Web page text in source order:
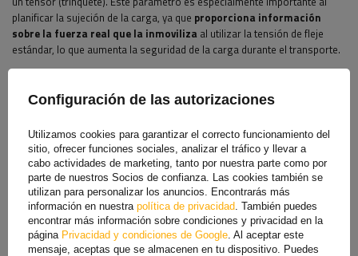
planificar la sujeción de la carga, ya que proporciona información
sobre la fuerza real que la inmoviliza al utilizar la tensión de fleje
estándar, lo que aumenta la seguridad de la carga durante el transporte.
La fuerza de tensión manual es de 50 daN
fuerza necesaria para asegurar correctamente la carga. Este valor
garantiza la ergonomía y la seguridad, permitiendo una tensión
adecuada de la correa sin riesgo de esfuerzo excesivo. El parámetro
SHF es importante al seleccionar una correa, ya queindica la fuerza
manual óptimanecesaria para asegurar la carga de forma eficaz y
estable.
Máxima extensibilidad
Configuración de las autorizaciones
Utilizamos cookies para garantizar el correcto funcionamiento del
sitio, ofrecer funciones sociales, analizar el tráfico y llevar a
cabo actividades de marketing, tanto por nuestra parte como por
parte de nuestros Socios de confianza. Las cookies también se
utilizan para personalizar los anuncios. Encontrarás más
información en nuestra política de privacidad . También puedes
encontrar más información sobre condiciones y privacidad en la
página Privacidad y condiciones de Google . Al aceptar este
mensaje, aceptas que se almacenen en tu dispositivo. Puedes